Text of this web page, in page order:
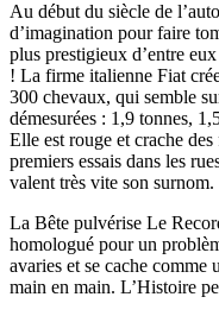
Au début du siècle de
d’imagination pour faire
plus prestigieux d’entre
! La firme italienne Fiat
300 chevaux, qui semble
démesurées : 1,9 tonnes,
Elle est rouge et crache
premiers essais dans les
valent très vite son surnom.
La Bête pulvérise Le
homologué pour un
avaries et se cache comme
main en main. L’Histoire